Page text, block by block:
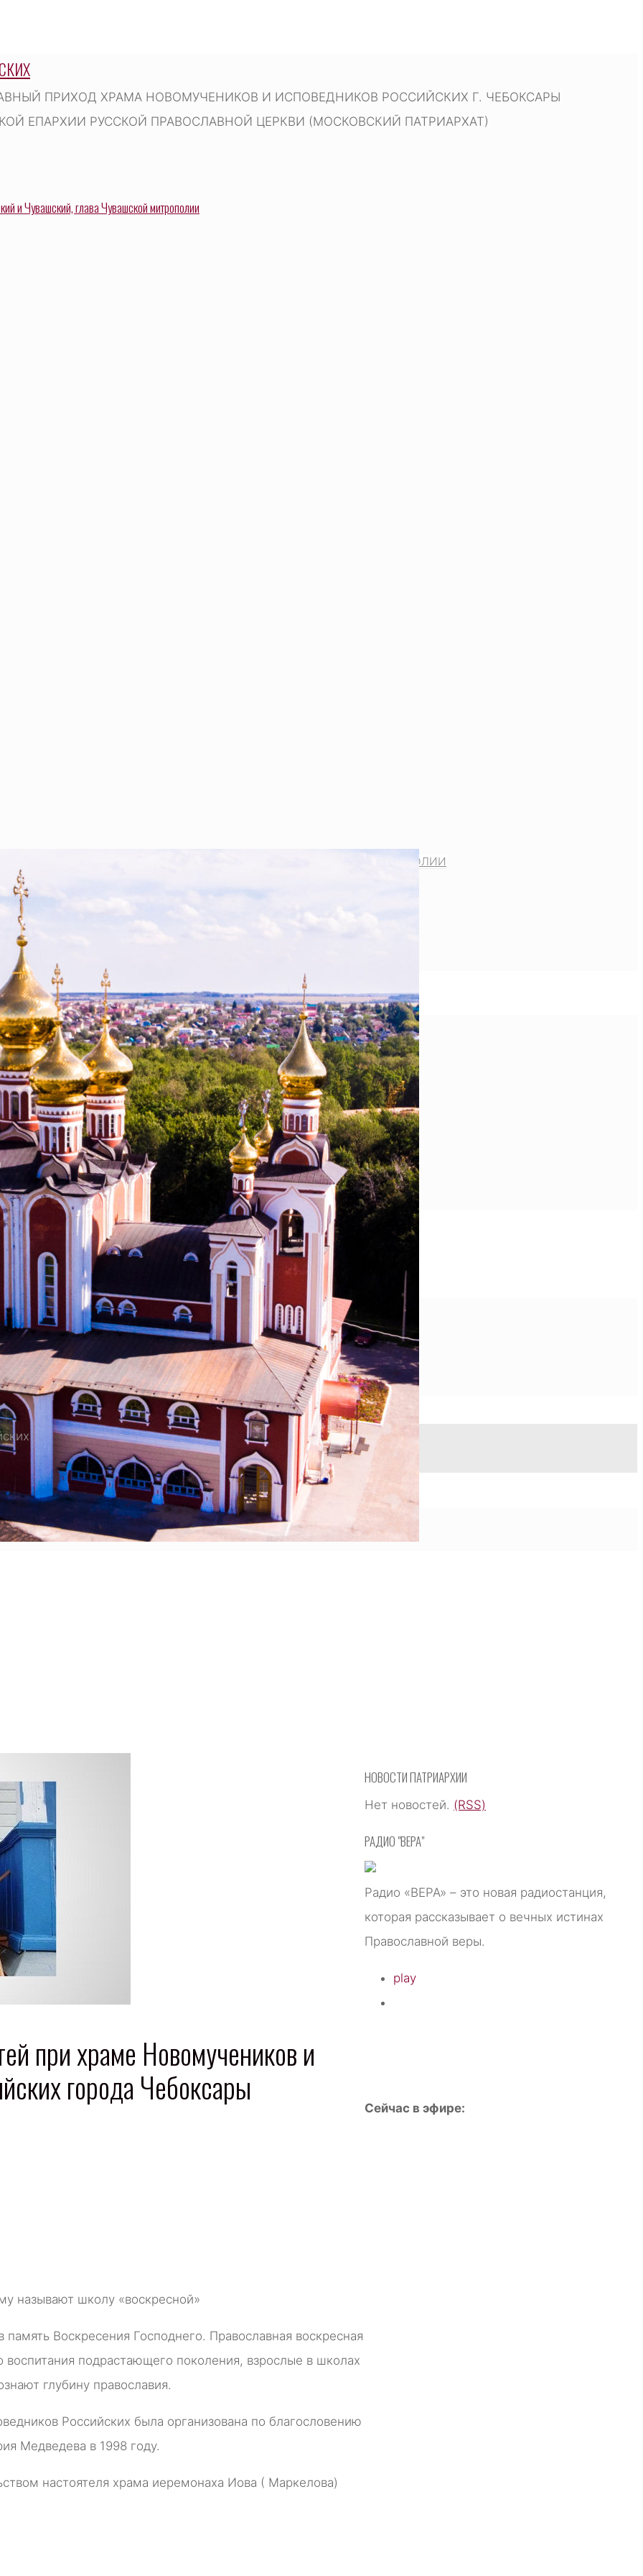
ПРИХОД ХРАМА НОВОМУЧЕНИКОВ И ИСПОВЕДНИКОВ РОССИЙСКИХ Г. ЧЕБОКСАРЫ
ЕПАРХИИ РУССКОЙ ПРАВОСЛАВНОЙ ЦЕРКВИ (МОСКОВСКИЙ ПАТРИАРХАТ)
и Чувашский, глава Чувашской митрополии
ЧЕБОКСАРСКИЙ И ЧУВАШСКИЙ, ГЛАВА ЧУВАШСКОЙ МИТРОПОЛИИ
РОССИЙСКИХ
при храме Новомучеников и
города Чебоксары
называют школу «воскресной»
Воскресения Господнего. Православная воскресная
подрастающего поколения, взрослые в школах
глубину православия.
Российских была организована по благословению
Медведева в 1998 году.
настоятеля храма иеремонаха Иова ( Маркелова)
НОВОСТИ ПАТРИАРХИИ
Нет новостей. (RSS)
РАДИО "ВЕРА"
Радио «ВЕРА» – это новая радиостанция,
которая рассказывает о вечных истинах
Православной веры.
play
Сейчас в эфире: